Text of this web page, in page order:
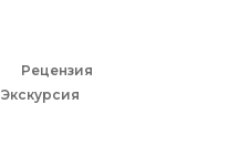
Рецензия
Экскурсия